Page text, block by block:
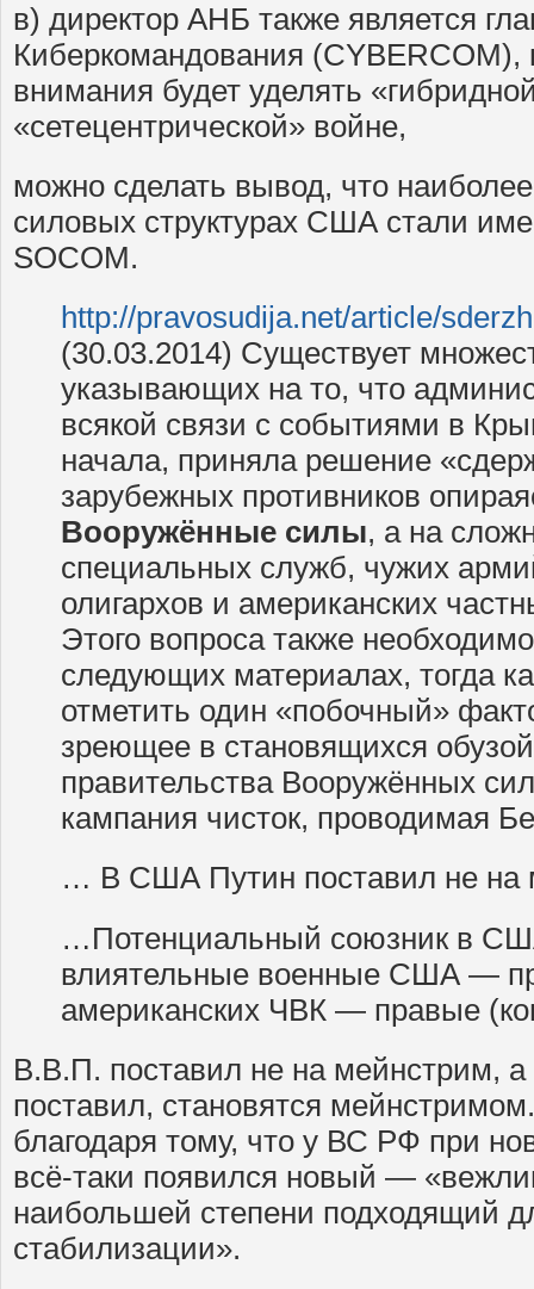
в) директор АНБ также является
Киберкомандования (CYBERCOM),
внимания будет уделять
«сетецентрической» войне,
можно сделать вывод, что
силовых структурах США стали
SOCOM.
http://pravosudija.net/article/
(30.03.2014) Существует
указывающих на то, что
всякой связи с событиями в
начала, приняла решение
зарубежных противников
Вооружённые силы, а на
специальных служб, чужих
олигархов и американских
Этого вопроса также
следующих материалах, тогда
отметить один «побочный»
зреющее в становящихся
правительства Вооружённых
кампания чисток, проводимая
… В США Путин поставил не на
…Потенциальный союзник в
влиятельные военные США —
американских ЧВК — правые
В.В.П. поставил не на мейнстрим, а
поставил, становятся
благодаря тому, что у ВС РФ при
всё-таки появился новый —
наибольшей степени подходящий
стабилизации».